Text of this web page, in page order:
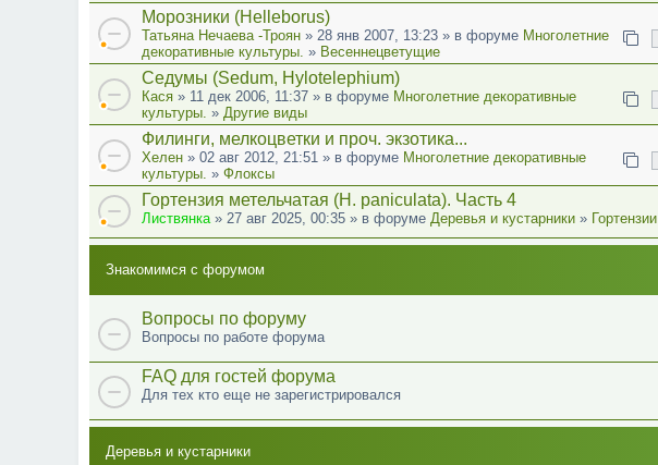
Морозники (Helleborus)
Татьяна Нечаева -Троян » 28 янв 2007, 13:23 » в форуме Многолетние
декоративные культуры. » Весеннецветущие
Седумы (Sedum, Hylotelephium)
Кася » 11 дек 2006, 11:37 » в форуме Многолетние декоративные
культуры. » Другие виды
Филинги, мелкоцветки и проч. экзотика...
Хелен » 02 авг 2012, 21:51 » в форуме Многолетние декоративные
культуры. » Флоксы
Гортензия метельчатая (Н. paniculata). Часть 4
Листвянка » 27 авг 2025, 00:35 » в форуме Деревья и кустарники » Гортензии
Знакомимся с форумом
Вопросы по форуму
Вопросы по работе форума
FAQ для гостей форума
Для тех кто еще не зарегистрировался
Деревья и кустарники